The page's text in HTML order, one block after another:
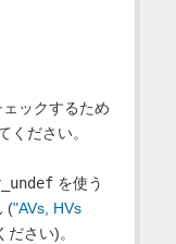
ックするため
ください。
を使う
("AVs, HVs
さい)。